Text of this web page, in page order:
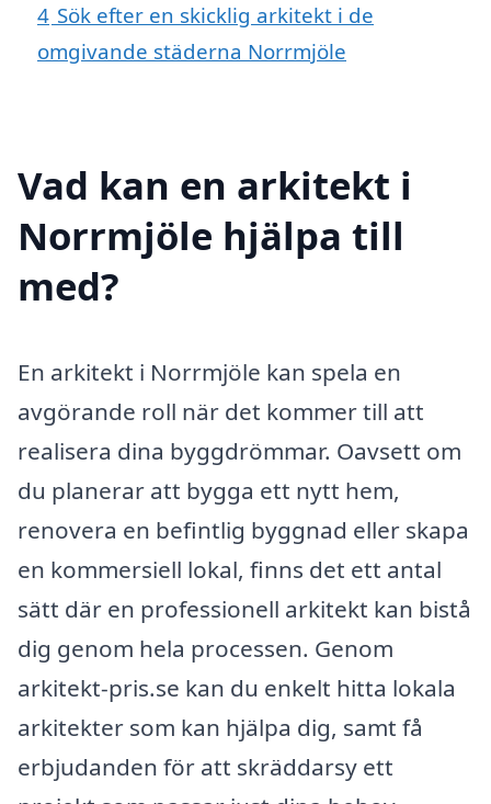
4 Sök efter en skicklig arkitekt i de
omgivande städerna Norrmjöle
Vad kan en arkitekt i
Norrmjöle hjälpa till
med?
En arkitekt i Norrmjöle kan spela en
avgörande roll när det kommer till att
realisera dina byggdrömmar. Oavsett om
du planerar att bygga ett nytt hem,
renovera en befintlig byggnad eller skapa
en kommersiell lokal, finns det ett antal
sätt där en professionell arkitekt kan bistå
dig genom hela processen. Genom
arkitekt-pris.se kan du enkelt hitta lokala
arkitekter som kan hjälpa dig, samt få
erbjudanden för att skräddarsy ett